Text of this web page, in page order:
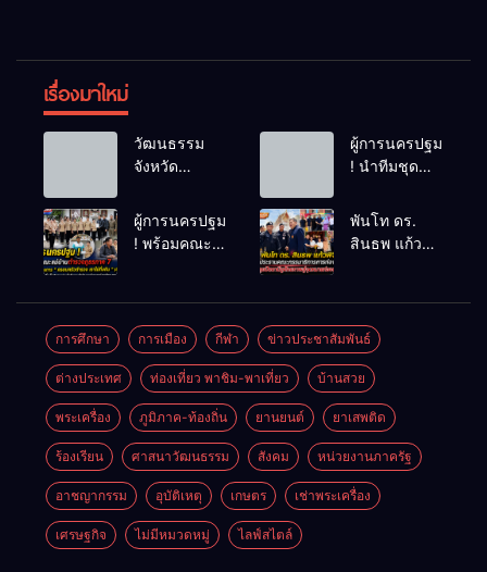
เรื่องมาใหม่
วัฒนธรรม
จังหวัด
สัมภาษณ์
ข้อมูลเกี่ยวกับ
นครปฐม แก่
นักศึกษา
มหาวิทยาลัย
ธรรมศาสตร์
ผู้การนครปฐม
! นำทีมชุด
เวลา 48
ชม.ไล่ล่าโจ๋
ชักมีดแทงคอ
หม่องดับ
ผู้การนครปฐม
! พร้อมคณะ
โครงการ “
ครอบครัว
ตำรวจ เราไม่
ทิ้งกัน ” (ด้าน
เด็กพิเศษ)
การสร้าง
อาชีพเพื่อเด็ก
พิเศษอย่าง
ยั่งยืนของ
สำนักงาน
พันโท ดร.
สินธพ แก้ว
การท่องเที่ยว
นำทีมลุย
ปัตตานี ชู
ศักยภาพสู่จุด
หมายท่อง
เที่ยวสำคัญ
การศึกษา การเมือง กีฬา ข่าวประชาสัมพันธ์
ต่างประเทศ ท่องเที่ยว พาชิม-พาเที่ยว บ้านสวย
พระเครื่อง ภูมิภาค-ท้องถิ่น ยานยนต์ ยาเสพติด
ร้องเรียน ศาสนาวัฒนธรรม สังคม หน่วยงานภาครัฐ
อาชญากรรม อุบัติเหตุ เกษตร เช่าพระเครื่อง
เศรษฐกิจ ไม่มีหมวดหมู่ ไลฟ์สไตล์